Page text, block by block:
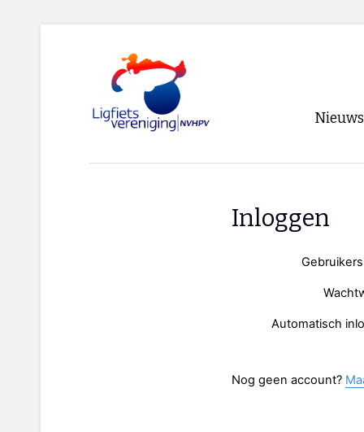
Nieuws
Inloggen
Automatisch
Nog geen account?